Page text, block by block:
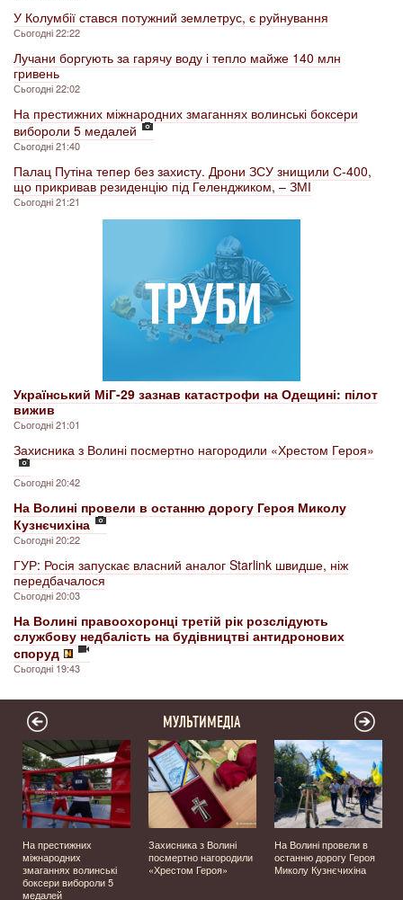
У Колумбії стався потужний землетрус, є руйнування
Сьогодні 22:22
Лучани боргують за гарячу воду і тепло майже 140 млн
гривень
Сьогодні 22:02
На престижних міжнародних змаганнях волинські боксери
вибороли 5 медалей
Сьогодні 21:40
Палац Путіна тепер без захисту. Дрони ЗСУ знищили С-400,
що прикривав резиденцію під Геленджиком, – ЗМІ
Сьогодні 21:21
Український МіГ-29 зазнав катастрофи на Одещині: пілот
вижив
Сьогодні 21:01
Захисника з Волині посмертно нагородили «Хрестом Героя»
Сьогодні 20:42
На Волині провели в останню дорогу Героя Миколу
Кузнєчихіна
Сьогодні 20:22
ГУР: Росія запускає власний аналог Starlink швидше, ніж
передбачалося
Сьогодні 20:03
На Волині правоохоронці третій рік розслідують
службову недбалість на будівництві антидронових
споруд
Сьогодні 19:43
МУЛЬТИМЕДІА
На престижних
міжнародних
змаганнях волинські
боксери вибороли 5
медалей
Захисника з Волині
посмертно нагородили
«Хрестом Героя»
На Волині провели в
останню дорогу Героя
Миколу Кузнєчихіна